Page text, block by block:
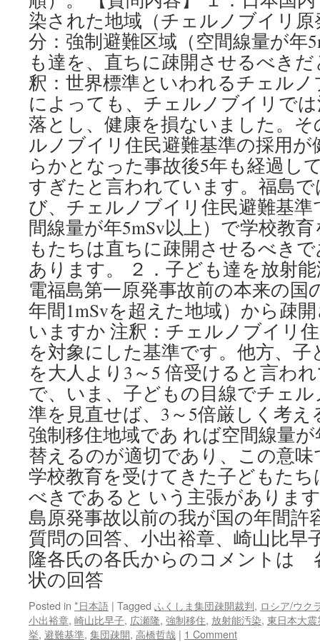
も
ん
ゅ
君
の
「ズ
バ
リ
聞
き
ま
す
だ
よ！」
第
１
回
via
BLOGOS
染された地域（チェルノブイリ
分：強制避難区域（空間線量が年
も達を、直ちに疎開させるべき
釈：世界標準といわれるチェル
によっても、チェルノブイリで
落とし、健康を損ないました。
ルノブイリ住民避難基準の採用が
らかとなった事故後5年も経過し
すぎたと言われています。福島
び、チェルノブイリ住民避難基準
間線量が年5mSv以上）で学校教
もたちは直ちに疎開させるべき
あります。 ２．子ども達を放射
電福島第一原発事故前の本来の国
年間1mSvを超えた地域）から疎
いますか 注釈：チェルノブイリ
を対象にした基準です。他方、
を大人より3～5 倍受けると言わ
で、いま、子どもの目線でチェ
準を見直せば、3～5倍厳しく考
強制移住地域であ れば空間線量
替えるのが適切であり、この意味
学校教育を受けてきた子どもた
べきであると いう主張がありま
島原発事故以前の我が国の年間許
質問の回答、小出裕章、崎山比早
隆各氏の各氏からのコメントは
状の回答
Posted in *日本語 | Tagged ふくしま集団疎開裁判, ロシア/ウク
小出裕章, 崎山比早子, 広瀬隆, 強制移住, 放射能汚染, 東日本大
挙, 避難基準, 集団疎開, 高橋哲哉 | 1 Comment